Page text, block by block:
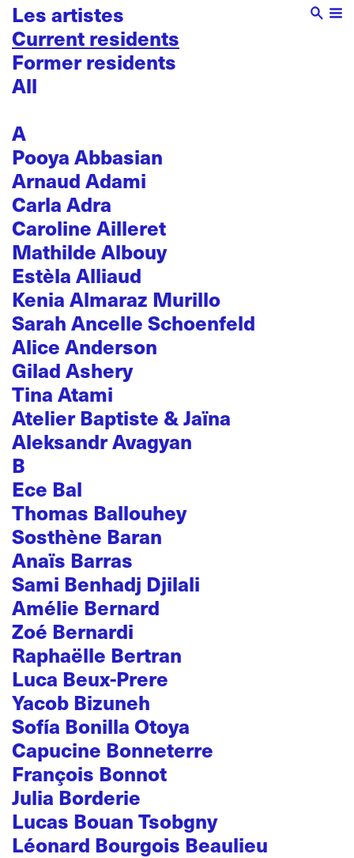
Les artistes
Current residents
Former residents
All
A
Pooya Abbasian
Arnaud Adami
Carla Adra
Caroline Ailleret
Mathilde Albouy
Estèla Alliaud
Kenia Almaraz Murillo
Sarah Ancelle Schoenfeld
Alice Anderson
Gilad Ashery
Tina Atami
Atelier Baptiste & Jaïna
Aleksandr Avagyan
B
Ece Bal
Thomas Ballouhey
Sosthène Baran
Anaïs Barras
Sami Benhadj Djilali
Amélie Bernard
Zoé Bernardi
Raphaëlle Bertran
Luca Beux-Prere
Yacob Bizuneh
Sofía Bonilla Otoya
Capucine Bonneterre
François Bonnot
Julia Borderie
Lucas Bouan Tsobgny
Léonard Bourgois Beaulieu